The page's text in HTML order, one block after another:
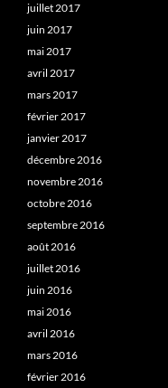
juillet 2017
juin 2017
mai 2017
avril 2017
mars 2017
février 2017
janvier 2017
décembre 2016
novembre 2016
octobre 2016
septembre 2016
août 2016
juillet 2016
juin 2016
mai 2016
avril 2016
mars 2016
février 2016